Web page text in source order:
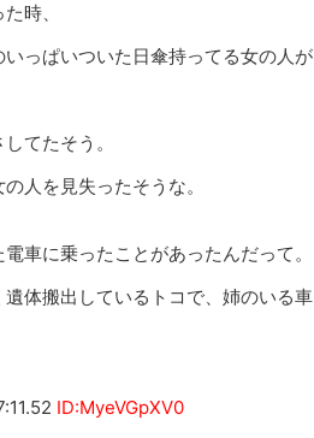
時、
っぱいついた日傘持ってる女の人が
てたそう。
人を見失ったそうな。
車に乗ったことがあったんだって。
体搬出しているトコで、姉のいる車
ID:MyeVGpXV0